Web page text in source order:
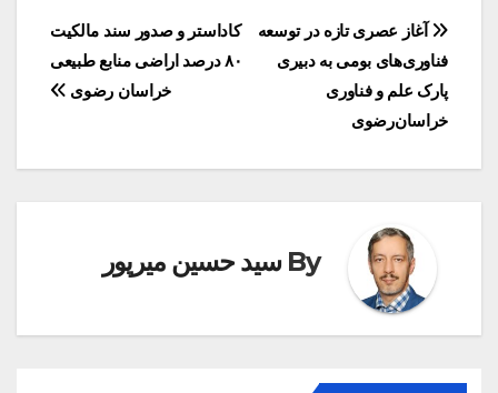
راهبری
نوشته
کاداستر و صدور سند مالکیت
۸۰ درصد اراضی منابع طبیعی
خراسان رضوی
آغاز عصری تازه در توسعه
فناوری‌های بومی به دبیری
پارک علم و فناوری
خراسان‌رضوی
By سید حسین میرپور